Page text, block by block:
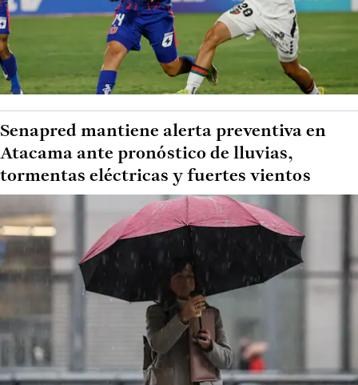
Senapred mantiene alerta preventiva en
Atacama ante pronóstico de lluvias,
tormentas eléctricas y fuertes vientos